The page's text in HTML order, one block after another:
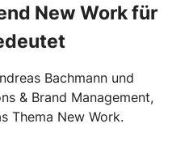
New Work für
Bachmann und
& Brand Management,
Thema New Work.